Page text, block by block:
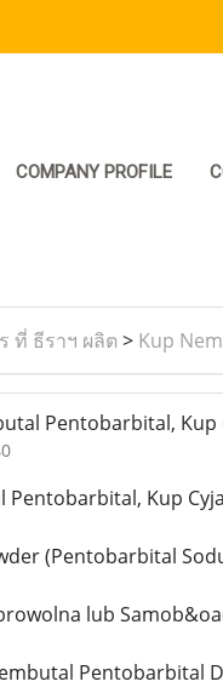
COMPANY PROFILE
ที่ ธีราฯ ผลิต > Kup
Pentobarbital, Kup
Pentobarbital, Kup
(Pentobarbital
lub
Pentobarbital